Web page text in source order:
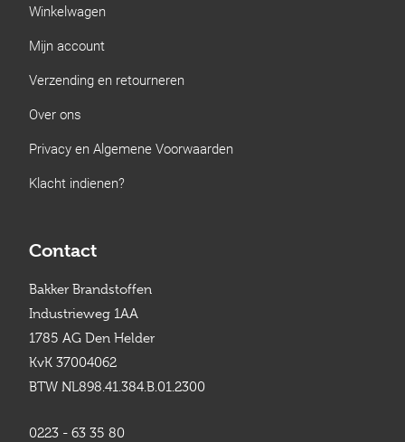
Winkelwagen
Mijn account
Verzending en retourneren
Over ons
Privacy en Algemene Voorwaarden
Klacht indienen?
Contact
Bakker Brandstoffen
Industrieweg 1AA
1785 AG Den Helder
KvK 37004062
BTW NL898.41.384.B.01.2300
0223 - 63 35 80